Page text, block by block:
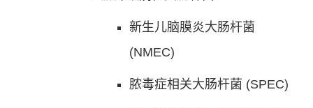
新生儿脑膜炎大肠杆菌
(NMEC)
脓毒症相关大肠杆菌 (SPEC)